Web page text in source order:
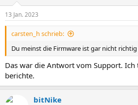
13 Jan. 2023
carsten_h schrieb:
Du meinst die Firmware ist gar nicht
Das war die Antwort vom Support. Ich
berichte.
bitNike